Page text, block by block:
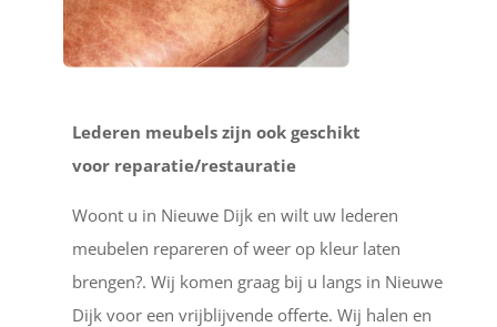
Lederen meubels zijn ook geschikt
voor reparatie/restauratie
Woont u in Nieuwe Dijk en wilt uw lederen
meubelen repareren of weer op kleur laten
brengen?. Wij komen graag bij u langs in Nieuwe
Dijk voor een vrijblijvende offerte. Wij halen en